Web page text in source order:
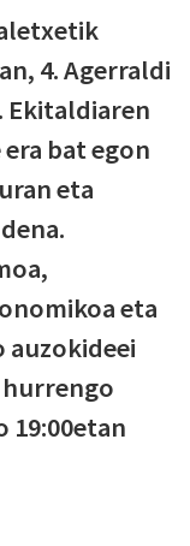
4. Agerraldi
Ekitaldiaren
bat egon
eta
eta
auzokideei
hurrengo
19:00etan